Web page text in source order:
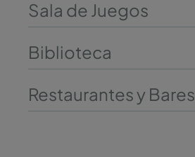
Sala de Juegos
Biblioteca
Restaurantes y Bares